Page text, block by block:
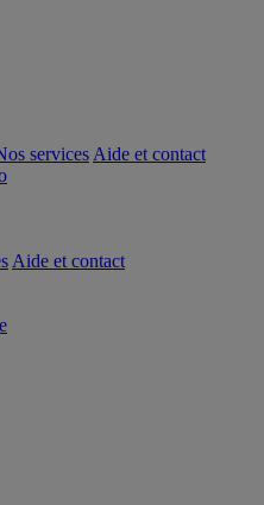
services